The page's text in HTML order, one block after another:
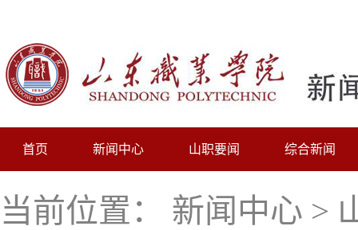
首页 新闻中心 山职要闻 综合新闻
当前位置： 新闻中心 >